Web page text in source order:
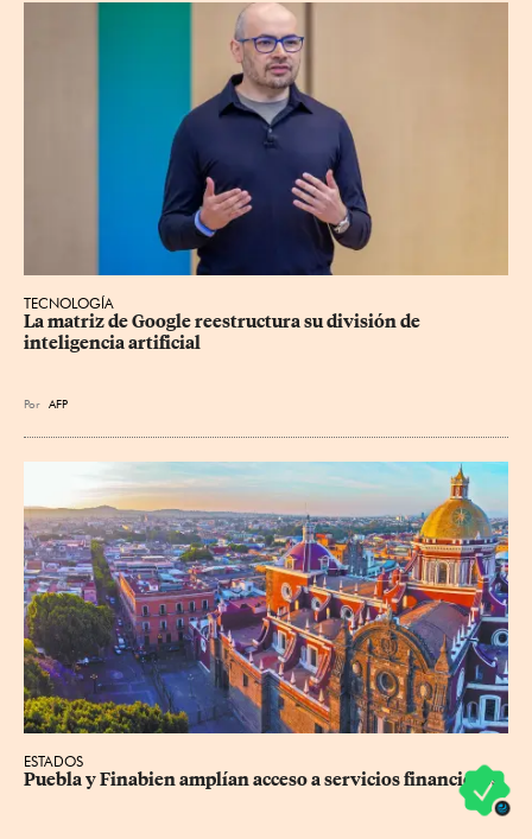
TECNOLOGÍA
La matriz de Google reestructura su división de
inteligencia artificial
Por AFP
ESTADOS
Puebla y Finabien amplían acceso a servicios financieros